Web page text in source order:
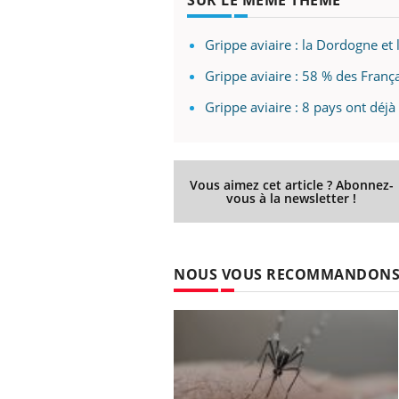
Grippe aviaire : la Dordogne et
Grippe aviaire : 58 % des
Grippe aviaire : 8 pays ont
Vous aimez cet article ? Abonnez-
vous à la newsletter !
NOUS VOUS RECOMMANDONS
Eczéma Chronique des Mains :
expliquer ma maladieYoutube
...